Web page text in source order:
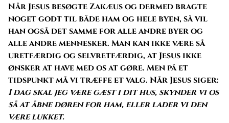
Når Jesus besøgte Zakæus og dermed bragte
noget godt til både ham og hele byen, så vil
han også det samme for alle andre byer og
alle andre mennesker. Man kan ikke være så
uretfærdig og selvretfærdig, at Jesus ikke
ønsker at have med os at gøre. Men på et
tidspunkt må vi træffe et valg. Når Jesus siger:
I dag skal jeg være gæst i dit hus, skynder vi os
så at åbne døren for ham, eller lader vi den
være lukket.